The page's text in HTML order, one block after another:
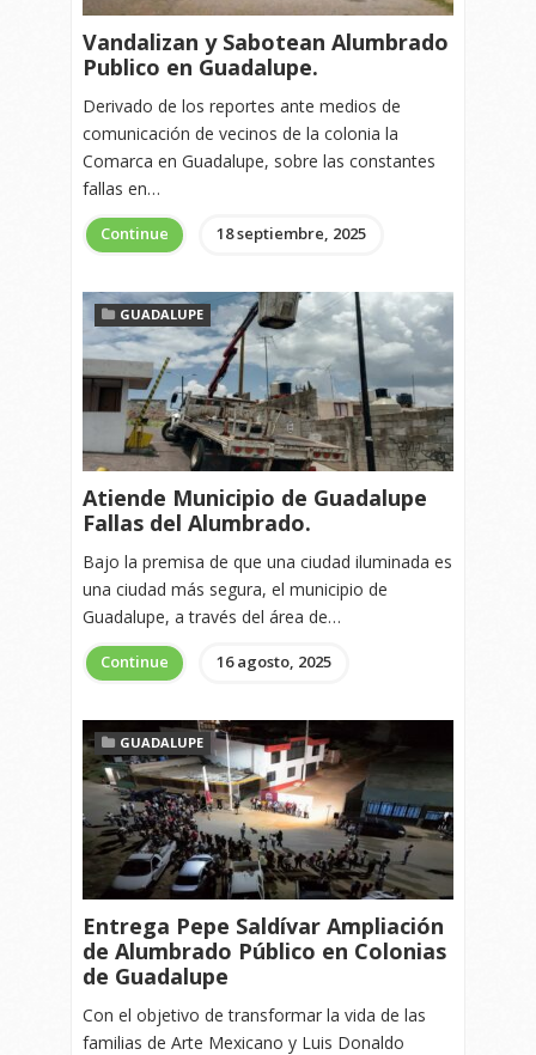
Vandalizan y Sabotean Alumbrado
Publico en Guadalupe.
Derivado de los reportes ante medios de
comunicación de vecinos de la colonia la
Comarca en Guadalupe, sobre las constantes
fallas en…
Continue 18 septiembre, 2025
GUADALUPE
Atiende Municipio de Guadalupe
Fallas del Alumbrado.
Bajo la premisa de que una ciudad iluminada es
una ciudad más segura, el municipio de
Guadalupe, a través del área de…
Continue 16 agosto, 2025
GUADALUPE
Entrega Pepe Saldívar Ampliación
de Alumbrado Público en Colonias
de Guadalupe
Con el objetivo de transformar la vida de las
familias de Arte Mexicano y Luis Donaldo